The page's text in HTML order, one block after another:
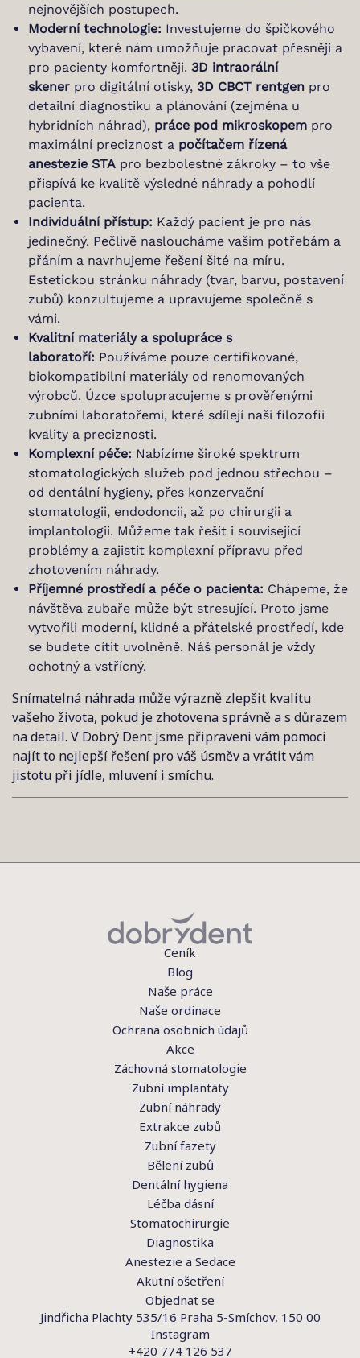
nejnovějších postupech.
Moderní technologie: Investujeme do špičkového
vybavení, které nám umožňuje pracovat přesněji a
pro pacienty komfortněji. 3D intraorální
skener pro digitální otisky, 3D CBCT rentgen pro
detailní diagnostiku a plánování (zejména u
hybridních náhrad), práce pod mikroskopem pro
maximální preciznost a počítačem řízená
anestezie STA pro bezbolestné zákroky – to vše
přispívá ke kvalitě výsledné náhrady a pohodlí
pacienta.
Individuální přístup: Každý pacient je pro nás
jedinečný. Pečlivě nasloucháme vašim potřebám a
přáním a navrhujeme řešení šité na míru.
Estetickou stránku náhrady (tvar, barvu, postavení
zubů) konzultujeme a upravujeme společně s
vámi.
Kvalitní materiály a spolupráce s
laboratoří: Používáme pouze certifikované,
biokompatibilní materiály od renomovaných
výrobců. Úzce spolupracujeme s prověřenými
zubními laboratořemi, které sdílejí naši filozofii
kvality a preciznosti.
Komplexní péče: Nabízíme široké spektrum
stomatologických služeb pod jednou střechou –
od dentální hygieny, přes konzervační
stomatologii, endodoncii, až po chirurgii a
implantologii. Můžeme tak řešit i související
problémy a zajistit komplexní přípravu před
zhotovením náhrady.
Příjemné prostředí a péče o pacienta: Chápeme, že
návštěva zubaře může být stresující. Proto jsme
vytvořili moderní, klidné a přátelské prostředí, kde
se budete cítit uvolněně. Náš personál je vždy
ochotný a vstřícný.
Snímatelná náhrada může výrazně zlepšit kvalitu
vašeho života, pokud je zhotovena správně a s důrazem
na detail. V Dobrý Dent jsme připraveni vám pomoci
najít to nejlepší řešení pro váš úsměv a vrátit vám
jistotu při jídle, mluvení i smíchu.
Ceník
Blog
Naše práce
Naše ordinace
Ochrana osobních údajů
Akce
Záchovná stomatologie
Zubní implantáty
Zubní náhrady
Extrakce zubů
Zubní fazety
Bělení zubů
Dentální hygiena
Léčba dásní
Stomatochirurgie
Diagnostika
Anestezie a Sedace
Akutní ošetření
Objednat se
Jindřicha Plachty 535/16 Praha 5-Smíchov, 150 00
Instagram
+420 774 126 537